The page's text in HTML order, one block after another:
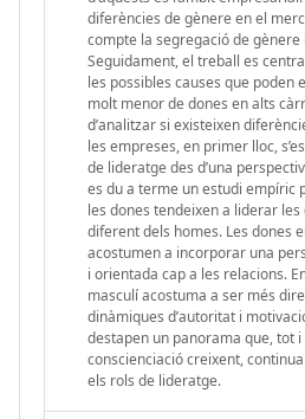
diferències de gènere en el
compte la segregació de
Seguidament, el treball es
les possibles causes que poden
molt menor de dones en alts
d’analitzar si existeixen
les empreses, en primer lloc,
de lideratge des d’una
es du a terme un estudi empíric
les dones tendeixen a liderar les
diferent dels homes. Les dones
acostumen a incorporar una
i orientada cap a les relacions.
masculí acostuma a ser més
dinàmiques d’autoritat i
destapen un panorama que, tot
conscienciació creixent,
els rols de lideratge.